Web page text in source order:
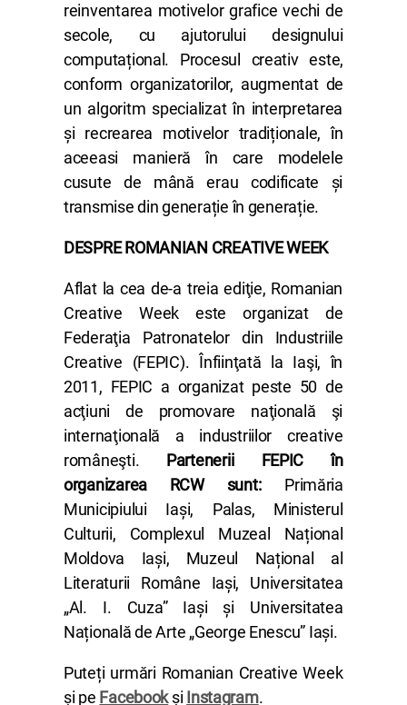
reinventarea motivelor grafice vechi de
secole, cu ajutorului designului
computațional. Procesul creativ este,
conform organizatorilor, augmentat de
un algoritm specializat în interpretarea
și recrearea motivelor tradiționale, în
aceeasi manieră în care modelele
cusute de mână erau codificate și
transmise din generație în generație.
DESPRE ROMANIAN CREATIVE WEEK
Aflat la cea de-a treia ediţie, Romanian
Creative Week este organizat de
Federaţia Patronatelor din Industriile
Creative (FEPIC). Înfiinţată la Iaşi, în
2011, FEPIC a organizat peste 50 de
acţiuni de promovare naţională şi
internaţională a industriilor creative
româneşti. Partenerii FEPIC în
organizarea RCW sunt:Primăria
Municipiului Iași, Palas, Ministerul
Culturii, Complexul Muzeal Național
Moldova Iași, Muzeul Național al
Literaturii Române Iași, Universitatea
„Al. I. Cuza” Iași și Universitatea
Națională de Arte „George Enescu” Iași.
Puteți urmări Romanian Creative Week
și pe Facebookși Instagram.